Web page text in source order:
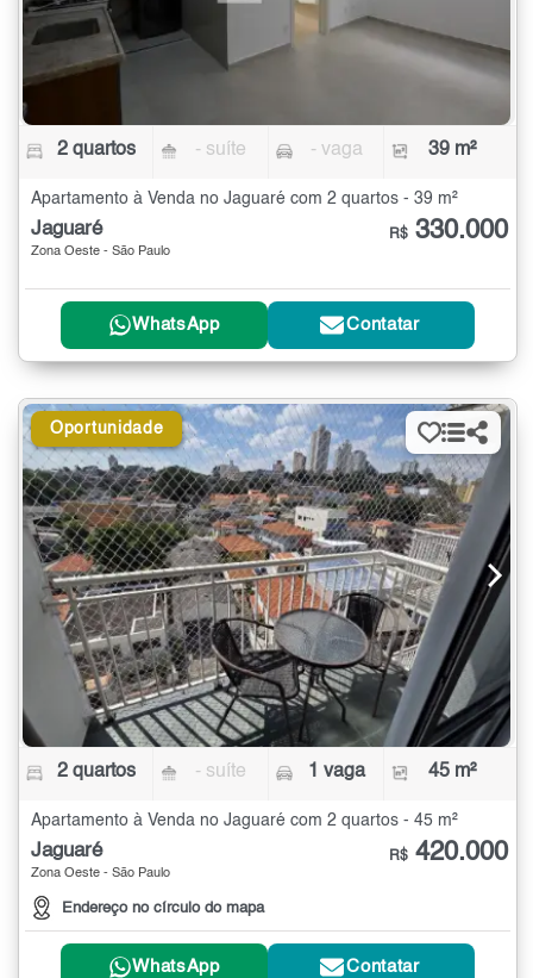
2 quartos - suíte - vaga 39 m²
Apartamento à Venda no Jaguaré com 2 quartos - 39 m²
Jaguaré
Zona Oeste - São Paulo
R$ 330.000
WhatsApp Contatar
Oportunidade
2 quartos - suíte 1 vaga 45 m²
Apartamento à Venda no Jaguaré com 2 quartos - 45 m²
Jaguaré
Zona Oeste - São Paulo
Endereço no círculo do mapa
R$ 420.000
WhatsApp Contatar